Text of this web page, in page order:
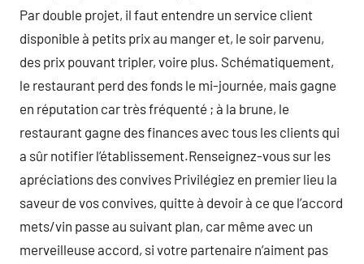
Par double projet, il faut entendre un service client
disponible à petits prix au manger et, le soir parvenu,
des prix pouvant tripler, voire plus. Schématiquement,
le restaurant perd des fonds le mi-journée, mais gagne
en réputation car très fréquenté ; à la brune, le
restaurant gagne des finances avec tous les clients qui
a sûr notifier l’établissement.Renseignez-vous sur les
apréciations des convives Privilégiez en premier lieu la
saveur de vos convives, quitte à devoir à ce que l’accord
mets/vin passe au suivant plan, car même avec un
merveilleuse accord, si votre partenaire n’aiment pas